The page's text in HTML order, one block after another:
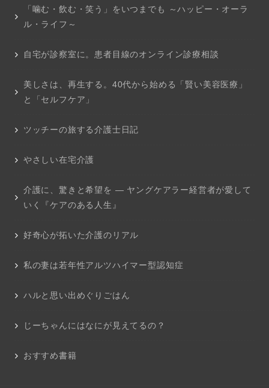
「噛む・飲む・笑う」をいつまでも ～ハッピー・オーラ
ル・ライフ～
自宅が診察室に。患者目線のオンライン診療相談
美しさは、再生する。40代から始める「賢い美容医療」
と「セルフケア」
ツッチーの旅する介護士日記
やさしい在宅介護
介護に、驚きと希望を ― ヤングケアラー経営者が愛して
いく『ケアのある人生』
好奇心が拓いた介護のリアル
私の妻は若年性アルツハイマー型認知症
ハルと思い出めぐりごはん
じーちゃんにはなにが見えてるの？
おすすめ書籍